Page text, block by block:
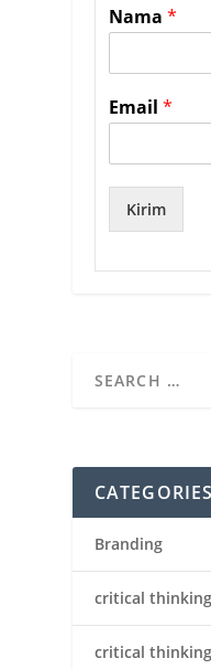
Nama *
Email *
Kirim
CATEGORIES
Branding
critical thinking
critical thinking